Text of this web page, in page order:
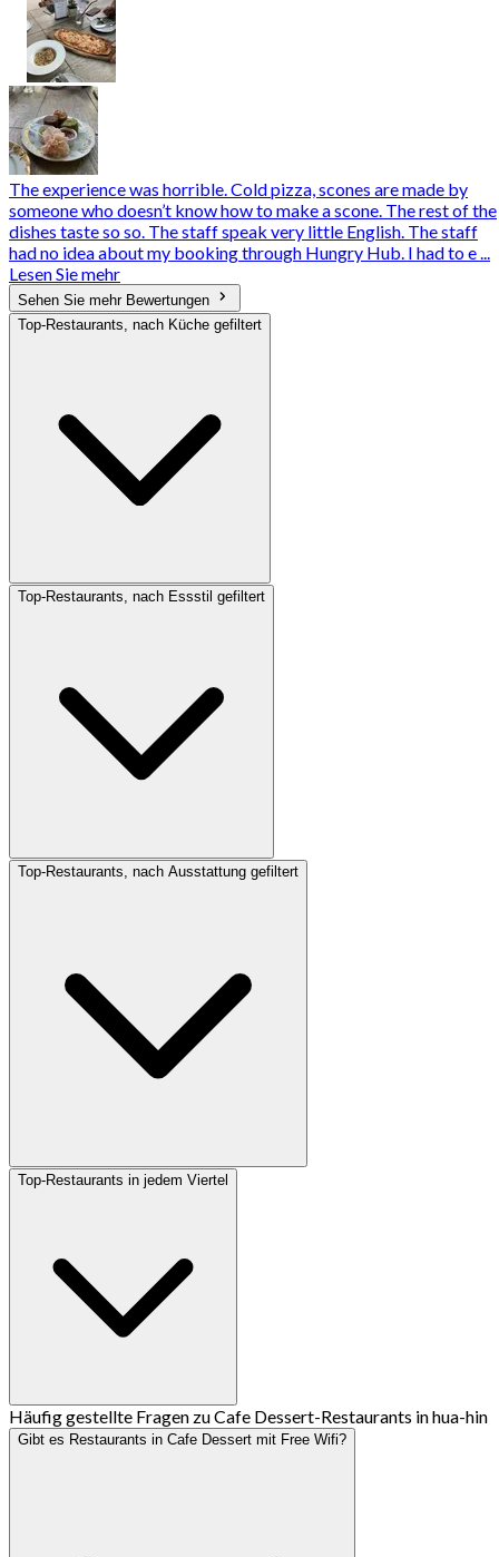
The experience was horrible. Cold pizza, scones are made by
someone who doesn’t know how to make a scone. The rest of the
dishes taste so so. The staff speak very little English. The staff
had no idea about my booking through Hungry Hub. I had to e ...
Lesen Sie mehr
Sehen Sie mehr Bewertungen
Top-Restaurants, nach Küche gefiltert
Top-Restaurants, nach Essstil gefiltert
Top-Restaurants, nach Ausstattung gefiltert
Top-Restaurants in jedem Viertel
Häufig gestellte Fragen zu Cafe Dessert-Restaurants in hua-hin
Gibt es Restaurants in Cafe Dessert mit Free Wifi?